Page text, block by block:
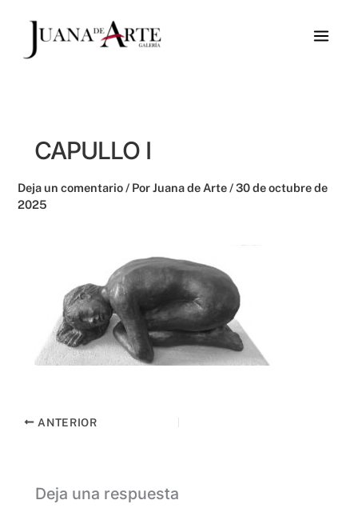
CAPULLO I
Deja un comentario / PorJuana de Arte/30 de octubre de
2025
ANTERIOR
Deja una respuesta